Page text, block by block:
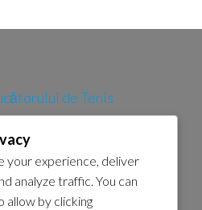
de Tenis
de tenis olimpic
tenis olimpic
your experience, deliver
analyze traffic. You can
allow by clicking